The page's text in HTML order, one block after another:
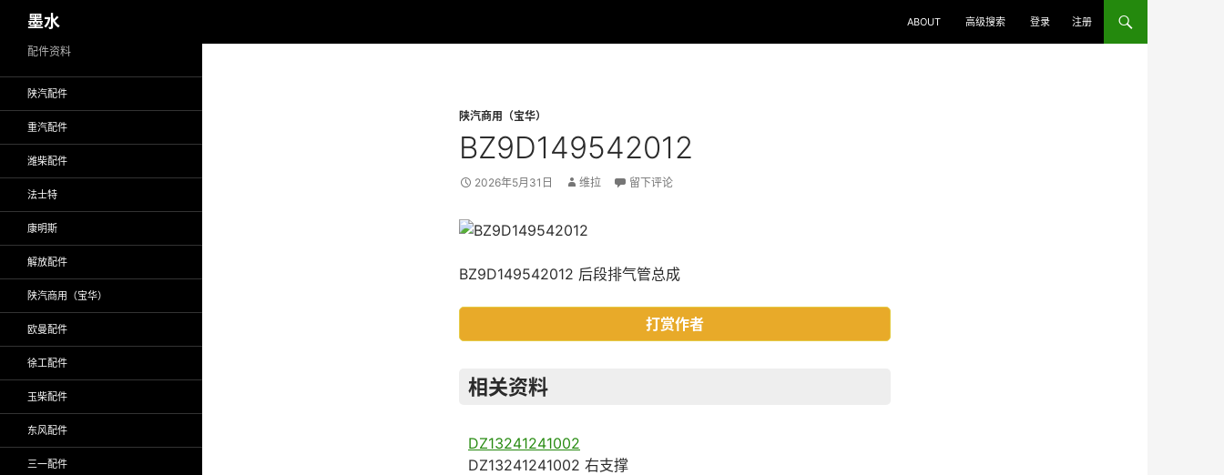
至
墨水 ABOUT 高级搜索 登录 注册
陕汽商用（宝华）
BZ9D149542012
2026年5月31日 维拉 留下评论
BZ9D149542012 后段排气管总成
打赏作者
相关资料
DZ13241241002
DZ13241241002 右支撑
配件资料
陕汽配件
重汽配件
潍柴配件
法士特
康明斯
解放配件
陕汽商用（宝华）
欧曼配件
徐工配件
玉柴配件
东风配件
三一配件